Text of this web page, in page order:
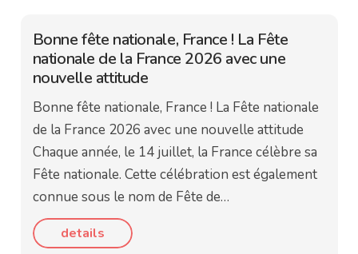
Bonne fête nationale, France ! La Fête
nationale de la France 2026 avec une
nouvelle attitude
Bonne fête nationale, France ! La Fête nationale
de la France 2026 avec une nouvelle attitude
Chaque année, le 14 juillet, la France célèbre sa
Fête nationale. Cette célébration est également
connue sous le nom de Fête de…
details